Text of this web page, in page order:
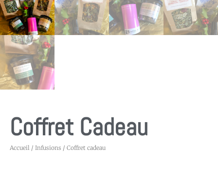
Coffret Cadeau
Accueil / Infusions / Coffret cadeau